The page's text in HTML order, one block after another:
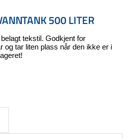
500 LITER
tekstil. Godkjent for
og tar liten plass når den ikke er i